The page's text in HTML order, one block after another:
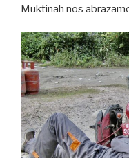
Muktinah nos